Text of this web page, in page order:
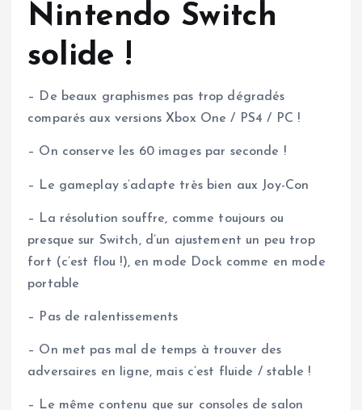
Nintendo Switch
solide !
– De beaux graphismes pas trop dégradés
comparés aux versions Xbox One / PS4 / PC !
– On conserve les 60 images par seconde !
– Le gameplay s’adapte très bien aux Joy-Con
– La résolution souffre, comme toujours ou
presque sur Switch, d’un ajustement un peu trop
fort (c’est flou !), en mode Dock comme en mode
portable
– Pas de ralentissements
– On met pas mal de temps à trouver des
adversaires en ligne, mais c’est fluide / stable !
– Le même contenu que sur consoles de salon